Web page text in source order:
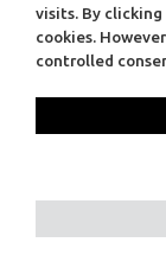
Circulação
entre Cais
janeiro
visits. By clicking
cookies.
controlled